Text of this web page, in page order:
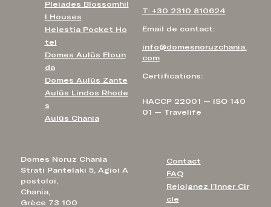
Domes Noruz Chania
Strati Pantelaki 5, Agioi A
postoloi,
Chania,
Grèce 73 100
Contact
FAQ
Rejoignez l’Inner Cir
cle
T: +30 2310 810624
Email de contact:
info@domesnoruzchania.
com
Certifications:
HACCP 22001 — ISO 140
01 — Travelife
Pleiades Blossomhil
l Houses
Helestia Pocket Ho
tel
Domes Aulūs Eloun
da
Domes Aulūs Zante
Aulūs Lindos Rhode
s
Aulūs Chania